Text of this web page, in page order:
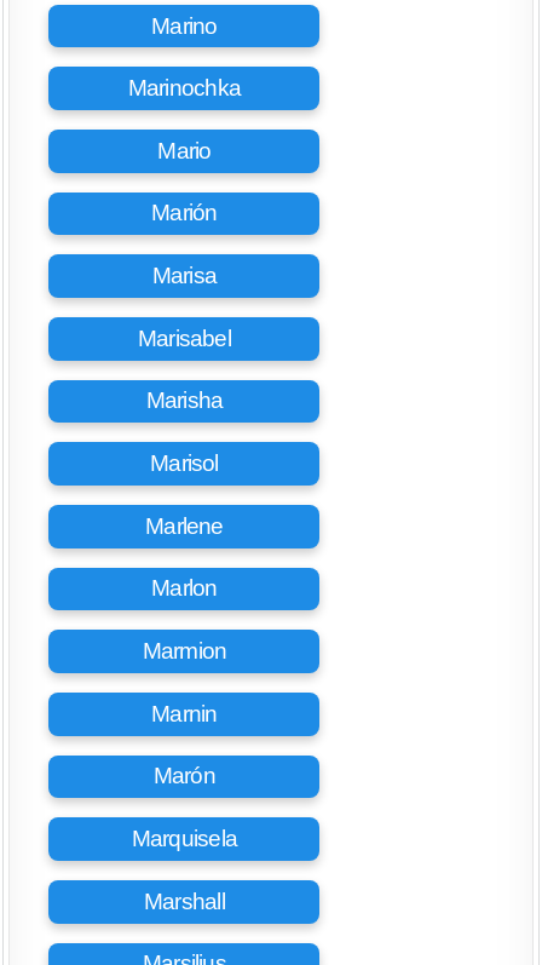
Marino
Marinochka
Mario
Marión
Marisa
Marisabel
Marisha
Marisol
Marlene
Marlon
Marmion
Marnin
Marón
Marquisela
Marshall